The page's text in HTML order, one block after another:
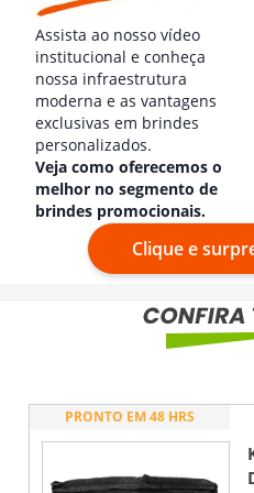
Assista ao nosso vídeo
institucional e conheça
nossa infraestrutura
moderna e as vantagens
exclusivas em brindes
personalizados.
Veja como oferecemos o
melhor no segmento de
brindes promocionais.
Clique e
PRONTO EM 48 HRS